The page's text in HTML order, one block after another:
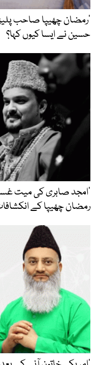
’رمضان چھیپا صاحب پلیز
حسین نے ایسا کیوں کہا؟
’امجد صابری کی میت
رمضان چھیپا کے